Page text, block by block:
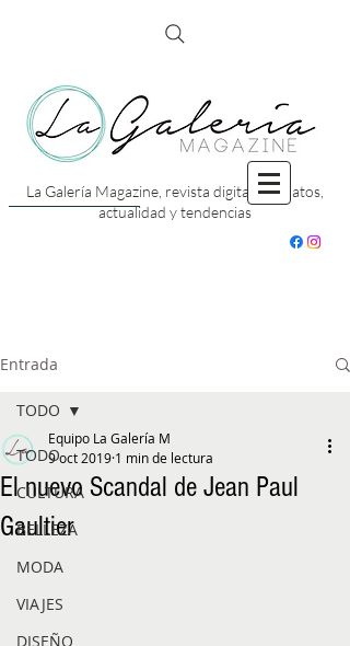
La Galería Magazine, revista digital con datos,
actualidad y tendencias
Entrada
TODO
CULTURA
BELLEZA
MODA
VIAJES
DISEÑO
TODO
El nuevo Scandal de Jean Paul
Gaultier
Equipo La Galería M
9 oct 2019 1 min de lectura